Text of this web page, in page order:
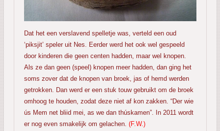
Dat het een verslavend spelletje was, verteld een oud
‘piksjit’ speler uit Nes. Eerder werd het ook wel gespeeld
door kinderen die geen centen hadden, maar wel knopen.
Als ze dan geen (speel) knopen meer hadden, dan ging het
soms zover dat de knopen van broek, jas of hemd werden
getrokken. Dan werd er een stuk touw gebruikt om de broek
omhoog te houden, zodat deze niet af kon zakken. “Der wie
ús Mem net bliid mei, as we dan thúskamen”. In 2011 wordt
er nog even smakelijk om gelachen. (F.W.)